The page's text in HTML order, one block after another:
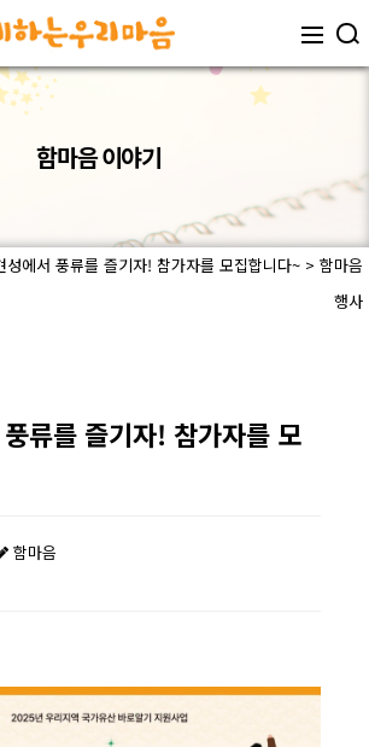
함마음 이야기
성에서 풍류를 즐기자! 참가자를 모집합니다~ > 함마음
행사
류를 즐기자! 참가자를 모
함마음